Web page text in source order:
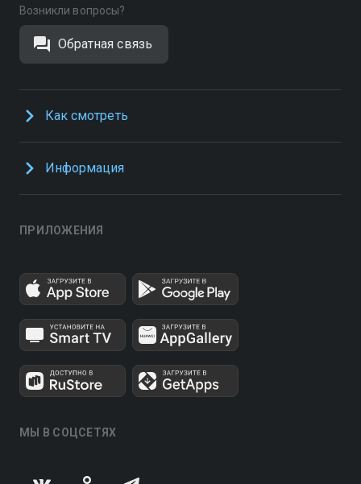
Возникли вопросы?
Обратная связь
Как смотреть
Информация
ПРИЛОЖЕНИЯ
МЫ В СОЦСЕТЯХ